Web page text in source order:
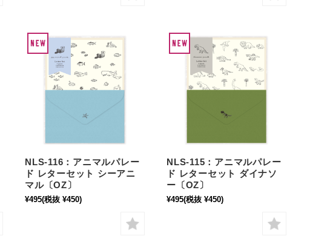
NLS-116：アニマルパレー
ド レターセット シーアニ
マル〔OZ〕
¥495(税抜 ¥450)
NLS-115：アニマルパレー
ド レターセット ダイナソ
ー〔OZ〕
¥495(税抜 ¥450)